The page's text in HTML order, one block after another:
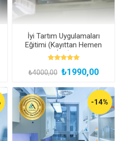
İyi Tartım Uygulamaları
Eğitimi (Kayıttan Hemen
İzle)
₺4000,00 ₺1990,00
-14%